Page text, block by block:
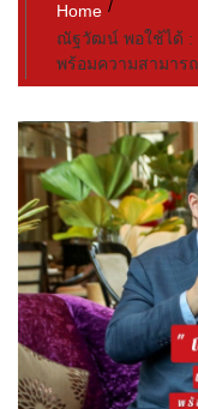
Home
ณัฐวัฒน์ พอใช้ได้ :
พร้อมความสามาร